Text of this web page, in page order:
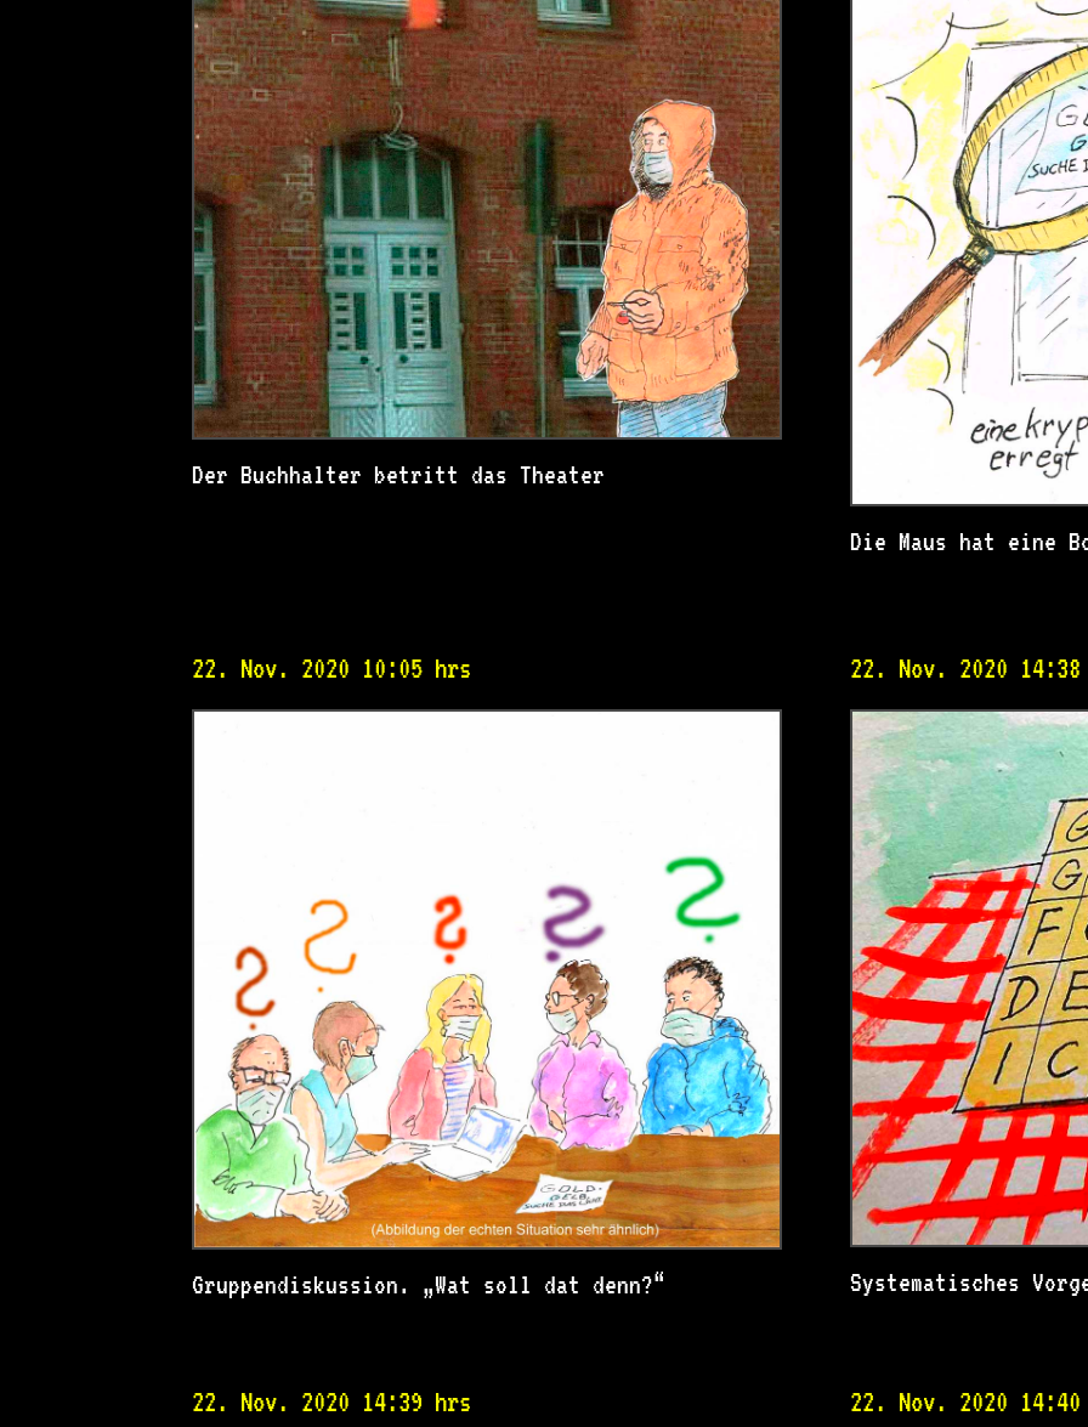
Der Buchhalter betritt das Theater
Die Maus hat eine
22. Nov. 2020 10:05 hrs
Gruppendiskussion. „Wat soll dat denn?“
22. Nov. 2020
Systematisches
22. Nov. 2020 14:39 hrs 22. Nov. 2020